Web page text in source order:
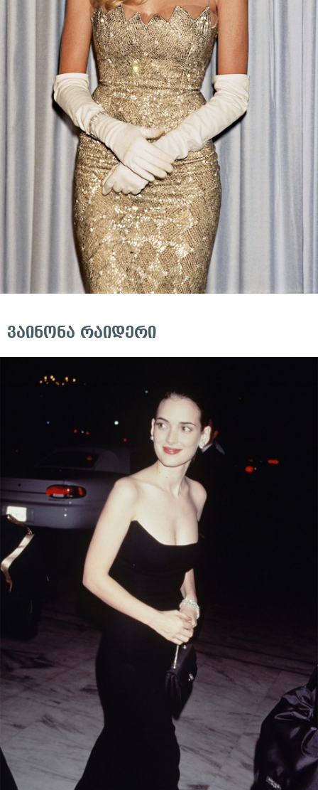
ვაინონა რაიდერი